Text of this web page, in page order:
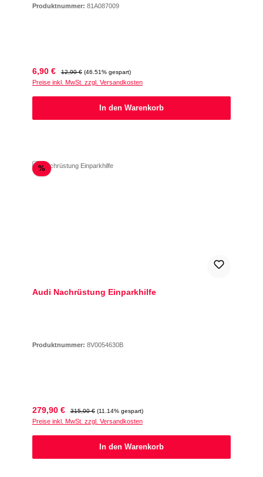
Produktnummer: 81A087009
Verkaufspreis:
6,90 € Regulärer Preis:
12,90 € (46.51% gespart)
Preise inkl. MwSt. zzgl. Versandkosten
In den Warenkorb
%Rabatt
Audi Nachrüstung Einparkhilfe
Produktnummer: 8V0054630B
Verkaufspreis:
279,90 € Regulärer Preis:
315,00 € (11.14% gespart)
Preise inkl. MwSt. zzgl. Versandkosten
In den Warenkorb